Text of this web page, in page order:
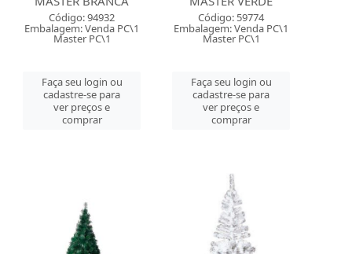
Código: 94932
Embalagem: Venda PC\1
Master PC\1
Faça seu login ou
cadastre-se para
ver preços e
comprar
Código: 59774
Embalagem: Venda PC\1
Master PC\1
Faça seu login ou
cadastre-se para
ver preços e
comprar